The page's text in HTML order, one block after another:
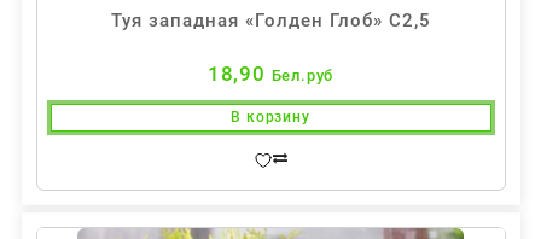
Туя западная «Голден Глоб» С2,5
18,90 Бел.руб
В корзину